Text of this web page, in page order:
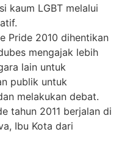
kaum LGBT melalui
Pride 2010 dihentikan
mengajak lebih
lain untuk
publik untuk
melakukan debat.
tahun 2011 berjalan di
Ibu Kota dari